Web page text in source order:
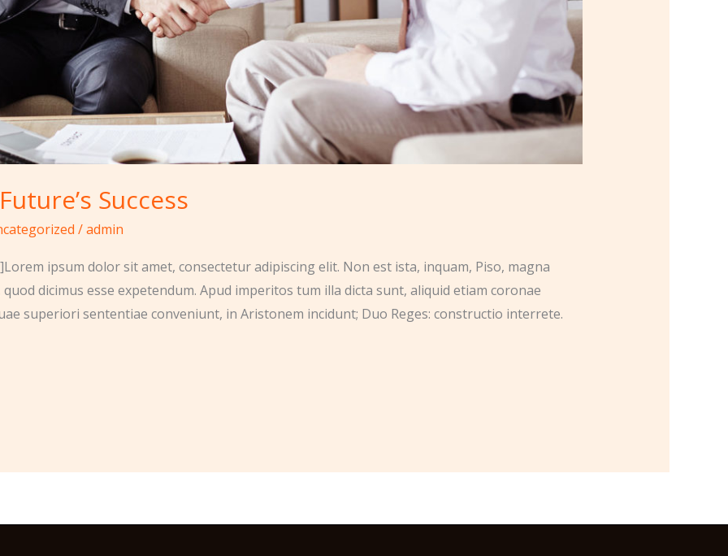
Success
/admin
ipsum dolor sit amet, consectetur adipiscing elit. Non est ista, inquam, Piso, magna
dicimus esse expetendum. Apud imperitos tum illa dicta sunt, aliquid etiam coronae
superiori sententiae conveniunt, in Aristonem incidunt; Duo Reges: constructio interrete.